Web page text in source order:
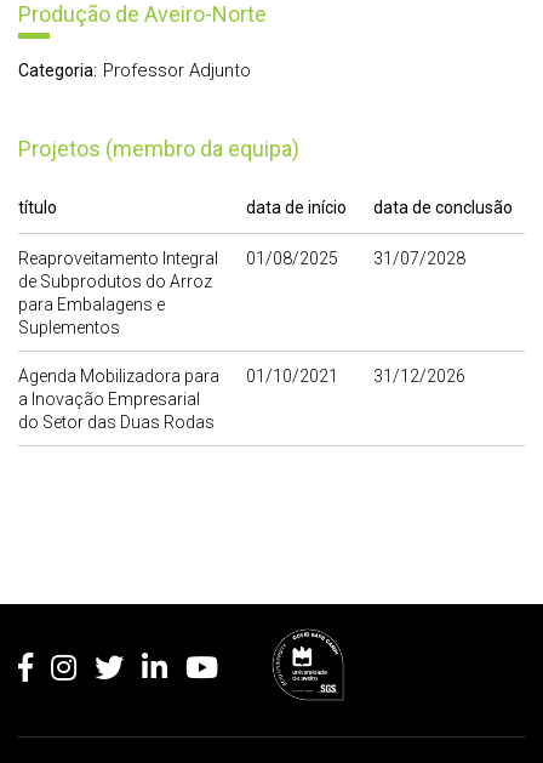
Produção de Aveiro-Norte
Categoria: Professor Adjunto
Projetos (membro da equipa)
título data de início data de conclusão
Reaproveitamento Integral
de Subprodutos do Arroz
para Embalagens e
Suplementos
01/08/2025 31/07/2028
Agenda Mobilizadora para
a Inovação Empresarial
do Setor das Duas Rodas
01/10/2021 31/12/2026